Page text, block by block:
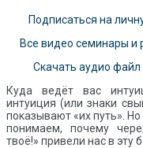
Подписаться на
Все видео семинары и
Скачать аудио файл
Куда ведёт вас
интуиция (или знаки
показывают «их путь».
понимаем, почему
твоё!» привели нас в эту